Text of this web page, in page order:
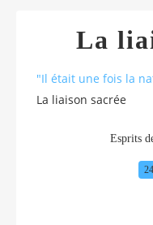
La
"Il était une fois la
La liaison sacrée
Esprits